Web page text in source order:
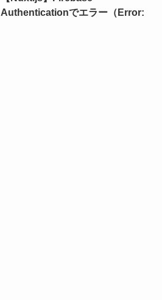
Authenticationでエラー（Error: